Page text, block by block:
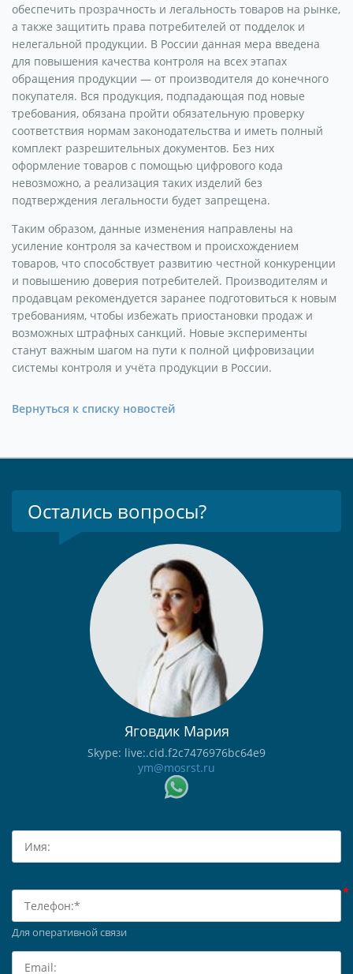
обеспечить прозрачность и легальность товаров на рынке,
а также защитить права потребителей от подделок и
нелегальной продукции. В России данная мера введена
для повышения качества контроля на всех этапах
обращения продукции — от производителя до конечного
покупателя. Вся продукция, подпадающая под новые
требования, обязана пройти обязательную проверку
соответствия нормам законодательства и иметь полный
комплект разрешительных документов. Без них
оформление товаров с помощью цифрового кода
невозможно, а реализация таких изделий без
подтверждения легальности будет запрещена.
Таким образом, данные изменения направлены на
усиление контроля за качеством и происхождением
товаров, что способствует развитию честной конкуренции
и повышению доверия потребителей. Производителям и
продавцам рекомендуется заранее подготовиться к новым
требованиям, чтобы избежать приостановки продаж и
возможных штрафных санкций. Новые эксперименты
станут важным шагом на пути к полной цифровизации
системы контроля и учёта продукции в России.
Вернуться к списку новостей
Остались вопросы?
Яговдик Мария
Skype: live:.cid.f2c7476976bc64e9
ym@mosrst.ru
Для оперативной связи